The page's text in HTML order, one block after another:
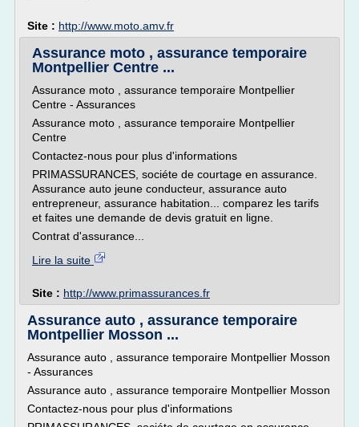
Site : http://www.moto.amv.fr
Assurance moto , assurance temporaire
Montpellier Centre ...
Assurance moto , assurance temporaire Montpellier
Centre - Assurances
Assurance moto , assurance temporaire Montpellier
Centre
Contactez-nous pour plus d'informations
PRIMASSURANCES, sociéte de courtage en assurance.
Assurance auto jeune conducteur, assurance auto
entrepreneur, assurance habitation... comparez les tarifs
et faites une demande de devis gratuit en ligne.
Contrat d'assurance...
Lire la suite
Site : http://www.primassurances.fr
Assurance auto , assurance temporaire
Montpellier Mosson ...
Assurance auto , assurance temporaire Montpellier Mosson
- Assurances
Assurance auto , assurance temporaire Montpellier Mosson
Contactez-nous pour plus d'informations